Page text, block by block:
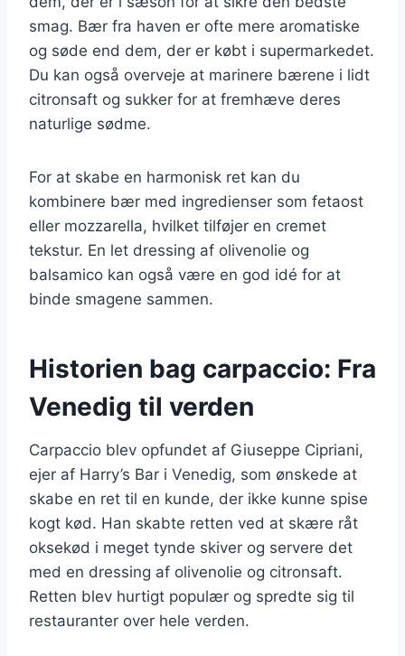
smag. Bær fra haven er ofte mere aromatiske
og søde end dem, der er købt i supermarkedet.
Du kan også overveje at marinere bærene i lidt
citronsaft og sukker for at fremhæve deres
naturlige sødme.
For at skabe en harmonisk ret kan du
kombinere bær med ingredienser som fetaost
eller mozzarella, hvilket tilføjer en cremet
tekstur. En let dressing af olivenolie og
balsamico kan også være en god idé for at
binde smagene sammen.
Historien bag carpaccio: Fra
Venedig til verden
Carpaccio blev opfundet af Giuseppe Cipriani,
ejer af Harry’s Bar i Venedig, som ønskede at
skabe en ret til en kunde, der ikke kunne spise
kogt kød. Han skabte retten ved at skære råt
oksekød i meget tynde skiver og servere det
med en dressing af olivenolie og citronsaft.
Retten blev hurtigt populær og spredte sig til
restauranter over hele verden.